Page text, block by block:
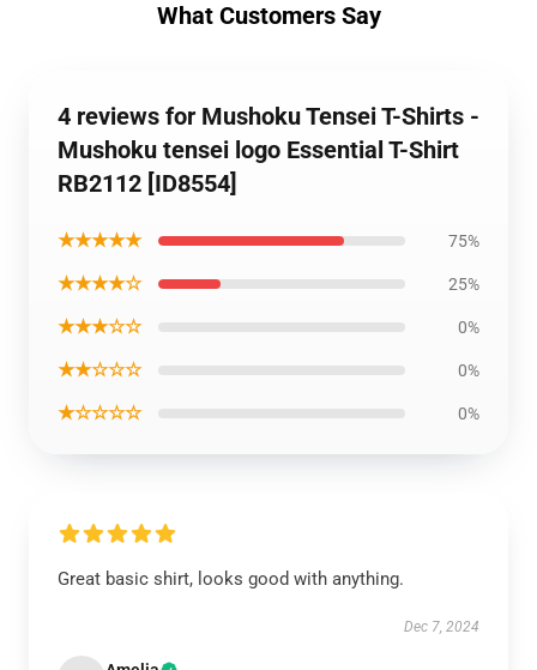
What Customers Say
4 reviews for Mushoku Tensei T-Shirts -
Mushoku tensei logo Essential T-Shirt
RB2112 [ID8554]
★★★★★ 75%
★★★★☆ 25%
★★★☆☆ 0%
★★☆☆☆ 0%
★☆☆☆☆ 0%
Great basic shirt, looks good with anything.
Dec 7, 2024